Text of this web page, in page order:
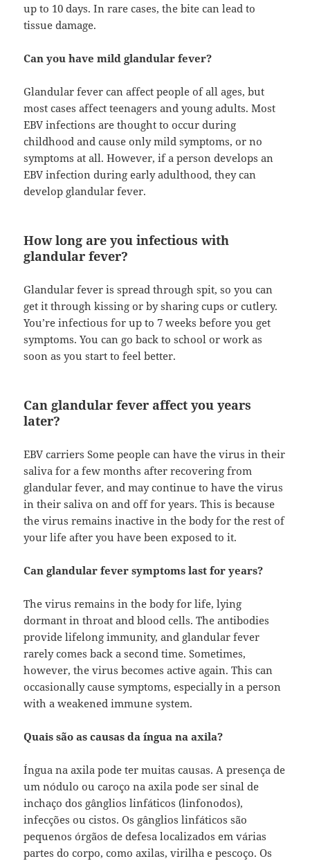
up to 10 days. In rare cases, the bite can lead to
tissue damage.
Can you have mild glandular fever?
Glandular fever can affect people of all ages, but
most cases affect teenagers and young adults. Most
EBV infections are thought to occur during
childhood and cause only mild symptoms, or no
symptoms at all. However, if a person develops an
EBV infection during early adulthood, they can
develop glandular fever.
How long are you infectious with
glandular fever?
Glandular fever is spread through spit, so you can
get it through kissing or by sharing cups or cutlery.
You’re infectious for up to 7 weeks before you get
symptoms. You can go back to school or work as
soon as you start to feel better.
Can glandular fever affect you years
later?
EBV carriers Some people can have the virus in their
saliva for a few months after recovering from
glandular fever, and may continue to have the virus
in their saliva on and off for years. This is because
the virus remains inactive in the body for the rest of
your life after you have been exposed to it.
Can glandular fever symptoms last for years?
The virus remains in the body for life, lying
dormant in throat and blood cells. The antibodies
provide lifelong immunity, and glandular fever
rarely comes back a second time. Sometimes,
however, the virus becomes active again. This can
occasionally cause symptoms, especially in a person
with a weakened immune system.
Quais são as causas da íngua na axila?
Íngua na axila pode ter muitas causas. A presença de
um nódulo ou caroço na axila pode ser sinal de
inchaço dos gânglios linfáticos (linfonodos),
infecções ou cistos. Os gânglios linfáticos são
pequenos órgãos de defesa localizados em várias
partes do corpo, como axilas, virilha e pescoço. Os